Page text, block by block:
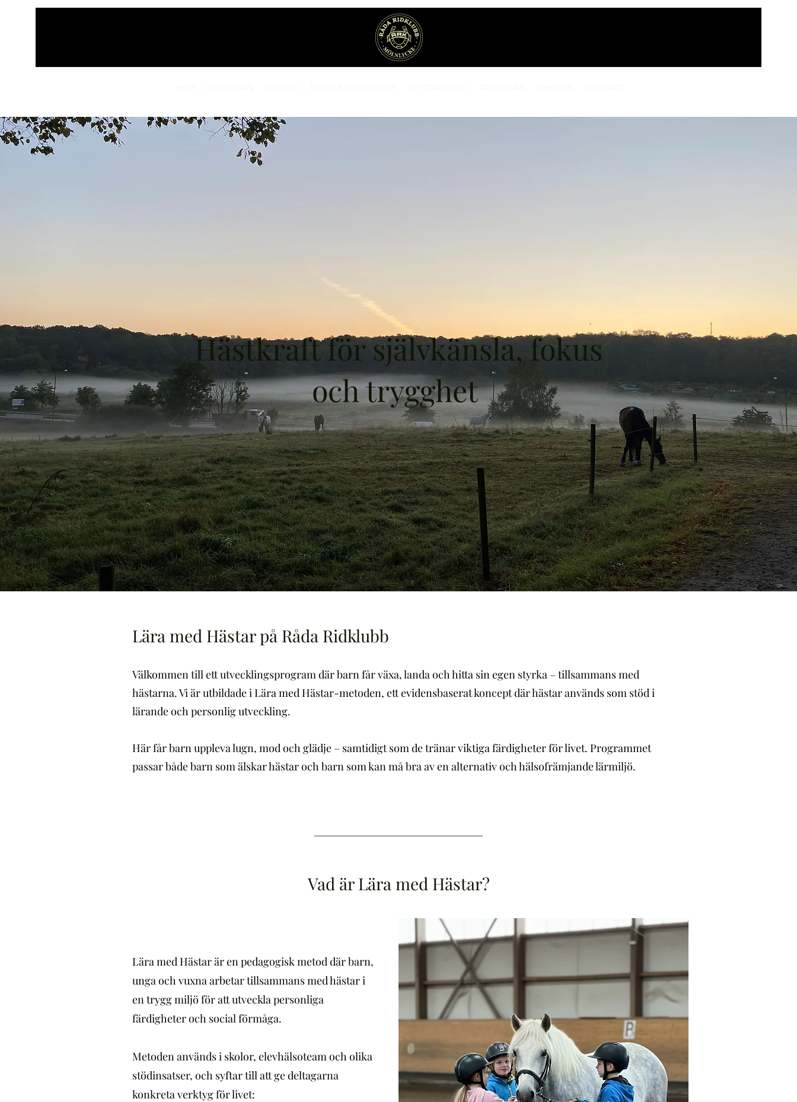
Hästkraft för självkänsla, fokus
och trygghet
Lära med Hästar på Råda Ridklubb
Välkommen till ett utvecklingsprogram där barn får växa, landa och hitta sin egen styrka – tillsammans med
hästarna. Vi är utbildade i Lära med Hästar-metoden, ett evidensbaserat koncept där hästar används som stöd i
lärande och personlig utveckling.
Här får barn uppleva lugn, mod och glädje – samtidigt som de tränar viktiga färdigheter för livet. Programmet
passar både barn som älskar hästar och barn som kan må bra av en alternativ och hälsofrämjande lärmiljö.
Vad är Lära med Hästar?
Lära med Hästar är en pedagogisk metod där barn,
unga och vuxna arbetar tillsammans med hästar i
en trygg miljö för att utveckla personliga
färdigheter och social förmåga.
Metoden används i skolor, elevhälsoteam och olika
stödinsatser, och syftar till att ge deltagarna
konkreta verktyg för livet: